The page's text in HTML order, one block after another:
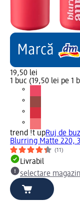
19,50 lei
1 buc (19,50 lei pe 1
trend !t upRuj de
Blurring Matte 220,
(11)
Livrabil
selectare